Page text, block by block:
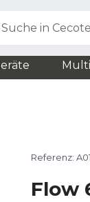
Suche in
Referenz:
Flow